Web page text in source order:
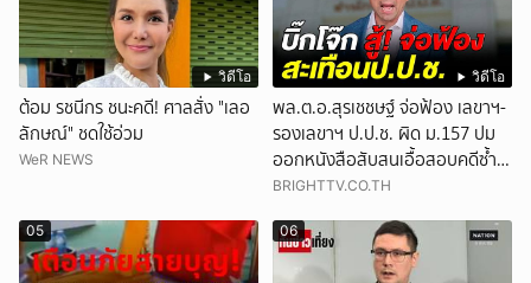
วิดีโอ
ต้อม รชนีกร ชนะคดี! ศาลสั่ง "เลอ
ลักษณ์" ชดใช้อ่วม
WeR NEWS
วิดีโอ
พล.ต.อ.สุรเชชษฐ์ จ่อฟ้อง เลขาฯ-
รองเลขาฯ ป.ป.ช. ผิด ม.157 ปม
ออกหนังสือสับสนเอื้อสอบคดีซ้ำ
ซ้อน
BRIGHTTV.CO.TH
05 06